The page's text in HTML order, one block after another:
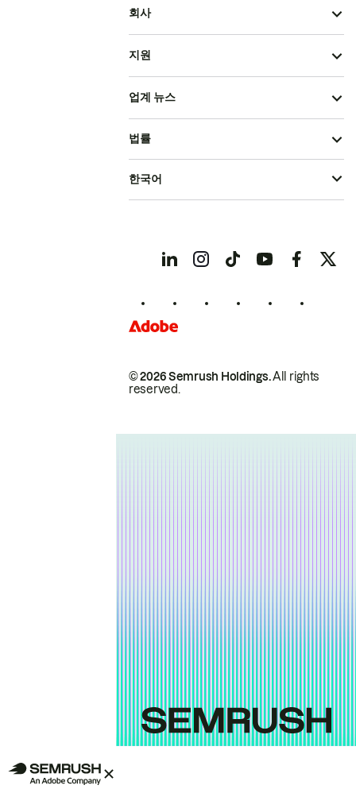
회사
지원
업계 뉴스
© 2026 Semrush Holdings.All rights
reserved.
법률
한국어